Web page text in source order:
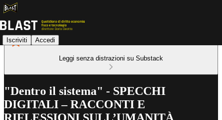
Iscriviti Accedi
Leggi senza distrazioni su Substack
"Dentro il sistema" - SPECCHI
DIGITALI – RACCONTI E